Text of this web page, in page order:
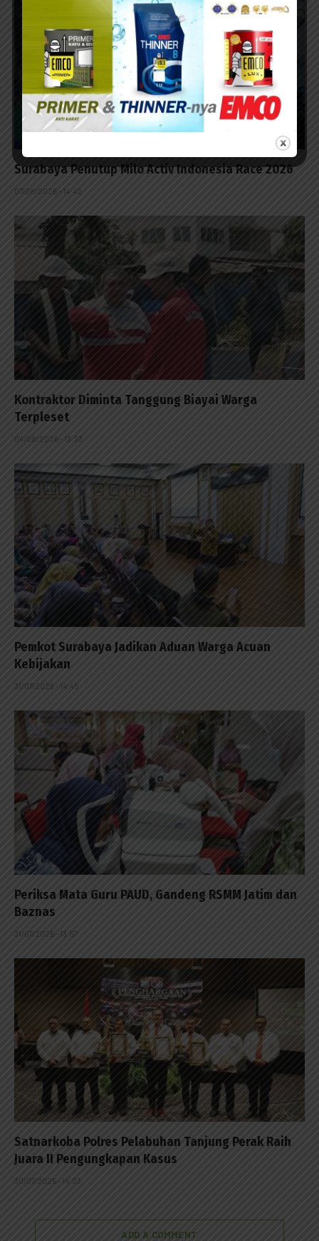
Surabaya Penutup Milo Activ Indonesia Race 2026
07/08/2026 - 14:42
Kontraktor Diminta Tanggung Biayai Warga
Terpleset
04/08/2026 - 13:53
Pemkot Surabaya Jadikan Aduan Warga Acuan
Kebijakan
31/07/2026 - 14:45
Periksa Mata Guru PAUD, Gandeng RSMM Jatim dan
Baznas
31/07/2026 - 13:57
Satnarkoba Polres Pelabuhan Tanjung Perak Raih
Juara II Pengungkapan Kasus
30/07/2026 - 14:23
ADD A COMMENT